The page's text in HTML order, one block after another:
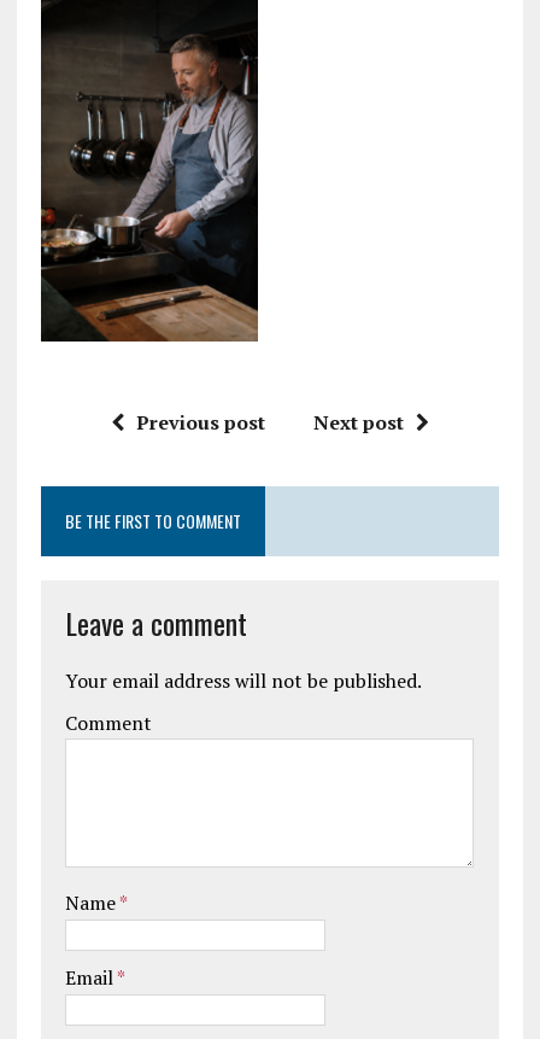
Previous post Next post
BE THE FIRST TO COMMENT
Leave a comment
Your email address will not be published.
Comment
Name*
Email*